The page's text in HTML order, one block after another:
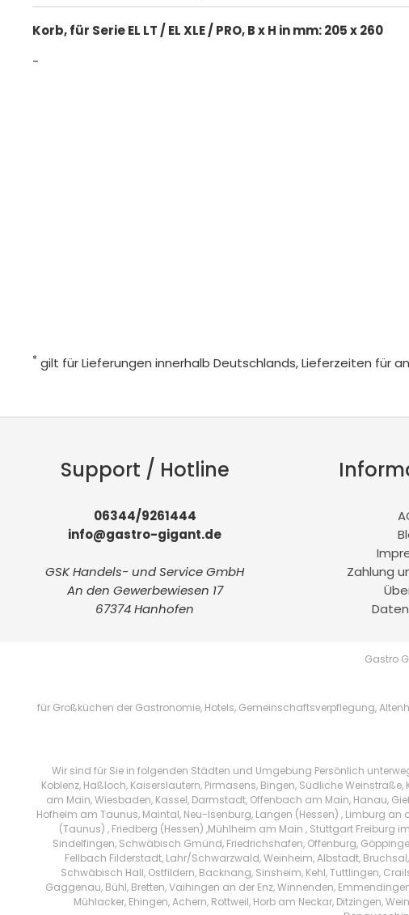
Korb, für Serie EL LT / EL XLE / PRO, B x H in mm: 205 x 260
-
* gilt für Lieferungen innerhalb Deutschlands, Lieferzeiten
Support / Hotline
06344/9261444
info@gastro-gigant.de
GSK Handels- und Service GmbH
An den Gewerbewiesen 17
67374 Hanhofen
Zahlung
Gastro
für Großküchen der Gastronomie, Hotels, Gemeinschaftsverpflegung,
Wir sind für Sie in folgenden Städten und Umgebung Persönlich
Koblenz, Haßloch, Kaiserslautern, Pirmasens, Bingen, Südliche
am Main, Wiesbaden, Kassel, Darmstadt, Offenbach am Main, Hanau,
Hofheim am Taunus, Maintal, Neu-Isenburg, Langen (Hessen) , Limburg an
(Taunus) , Friedberg (Hessen) ,Mühlheim am Main , Stuttgart Freiburg
Sindelfingen, Schwäbisch Gmünd, Friedrichshafen, Offenburg,
Fellbach Filderstadt, Lahr/Schwarzwald, Weinheim, Albstadt,
Schwäbisch Hall, Ostfildern, Backnang, Sinsheim, Kehl, Tuttlingen,
Gaggenau, Bühl, Bretten, Vaihingen an der Enz, Winnenden,
Mühlacker, Ehingen, Achern, Rottweil, Horb am Neckar, Ditzingen,